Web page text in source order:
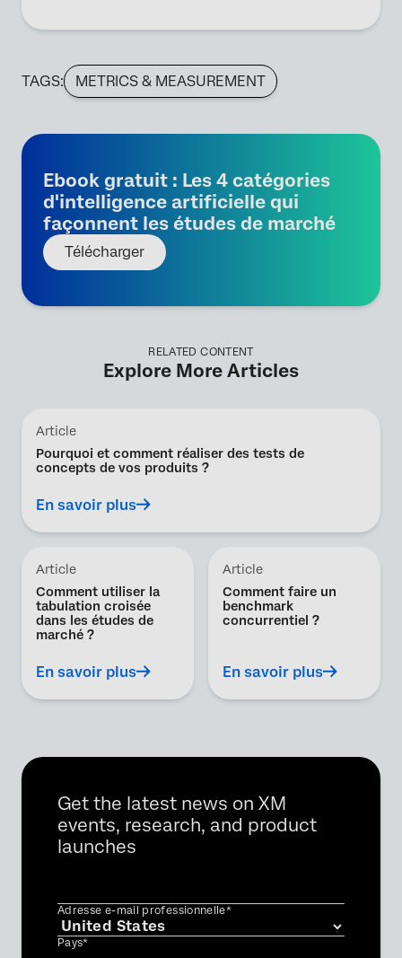
TAGS: METRICS & MEASUREMENT
Ebook gratuit : Les 4 catégories
d'intelligence artificielle qui
façonnent les études de marché
Télécharger
RELATED CONTENT
Explore More Articles
Article
Pourquoi et comment réaliser des tests de
concepts de vos produits ?
En savoir plus
Article
Comment utiliser la
tabulation croisée
dans les études de
marché ?
En savoir plus
Article
Comment faire un
benchmark
concurrentiel ?
En savoir plus
Get the latest news on XM
events, research, and product
launches
Adresse e-mail professionnelle*
Pays*